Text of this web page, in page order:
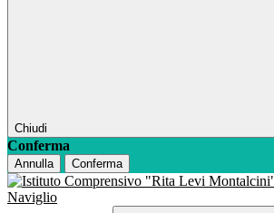
Chiudi
Conferma
Annulla Conferma